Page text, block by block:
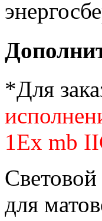
*Для
1Ex mb
Световой
для